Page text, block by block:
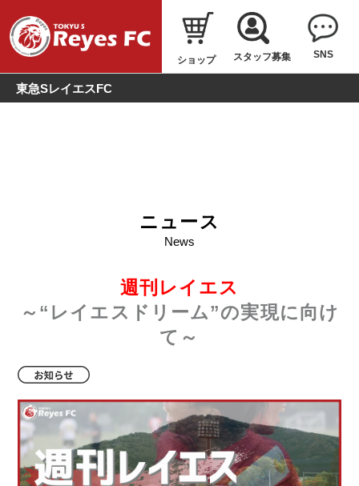
ショップ スタッフ募集 SNS
東急SレイエスFC
ニュース
News
週刊レイエス
～“レイエスドリーム”の実現に向け
て～